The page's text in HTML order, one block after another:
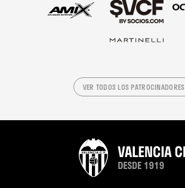
VER TODOS LOS PATROCINADORES